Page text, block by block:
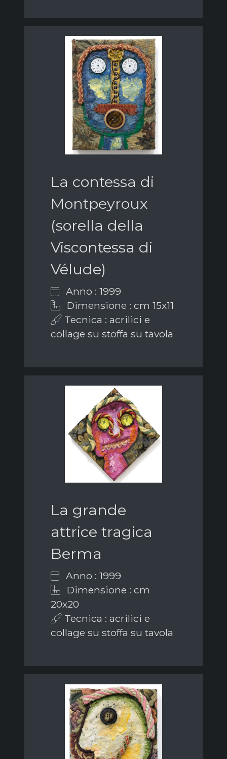
La contessa di
Montpeyroux
(sorella della
Viscontessa di
Vélude)
Anno : 1999
Dimensione : cm 15x11
Tecnica : acrilici e
collage su stoffa su tavola
La grande
attrice tragica
Berma
Anno : 1999
Dimensione : cm
20x20
Tecnica : acrilici e
collage su stoffa su tavola